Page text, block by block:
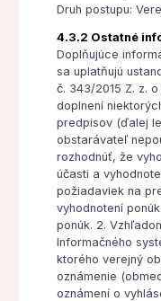
Druh postupu:
4.3.2 Ostatné
Doplňujúce
sa uplatňujú
č. 343/2015 Z. z.
doplnení
predpisov (ďalej
obstarávateľ
rozhodnúť, že
účasti a
požiadaviek na
vyhodnotení
ponúk. 2.
Informačného
ktorého verejný
oznámenie
oznámení o